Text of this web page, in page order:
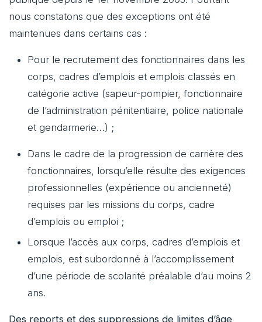
nous constatons que des exceptions ont été
maintenues dans certains cas :
Pour le recrutement des fonctionnaires dans les
corps, cadres d’emplois et emplois classés en
catégorie active (sapeur-pompier, fonctionnaire
de l’administration pénitentiaire, police nationale
et gendarmerie…) ;
Dans le cadre de la progression de carrière des
fonctionnaires, lorsqu’elle résulte des exigences
professionnelles (expérience ou ancienneté)
requises par les missions du corps, cadre
d’emplois ou emploi ;
Lorsque l’accès aux corps, cadres d’emplois et
emplois, est subordonné à l’accomplissement
d’une période de scolarité préalable d’au moins 2
ans.
Des reports et des suppressions de limites d’âge